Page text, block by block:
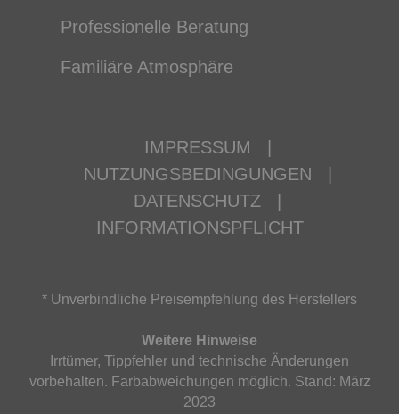
Professionelle Beratung
Familiäre Atmosphäre
IMPRESSUM
NUTZUNGSBEDINGUNGEN
DATENSCHUTZ
INFORMATIONSPFLICHT
* Unverbindliche Preisempfehlung des Herstellers
Weitere Hinweise
Irrtümer, Tippfehler und technische Änderungen
vorbehalten. Farbabweichungen möglich. Stand: März
2023